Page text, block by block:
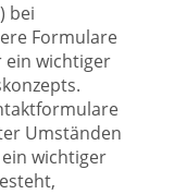
bei
Formulare
ein wichtiger
Umständen
wichtiger